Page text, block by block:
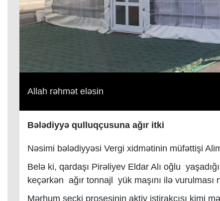
Allah rəhmət eləsin
Bələdiyyə qulluqçusuna ağır itki
Nəsimi bələdiyyəsi Vergi xidmətinin müfəttişi
Belə ki, qardaşı Pirəliyev Eldar Alı oğlu
keçərkən ağır tonnajl yük maşını ilə vurulması
Mərhum seçki prosesinin aktiv iştirakçısı kimi